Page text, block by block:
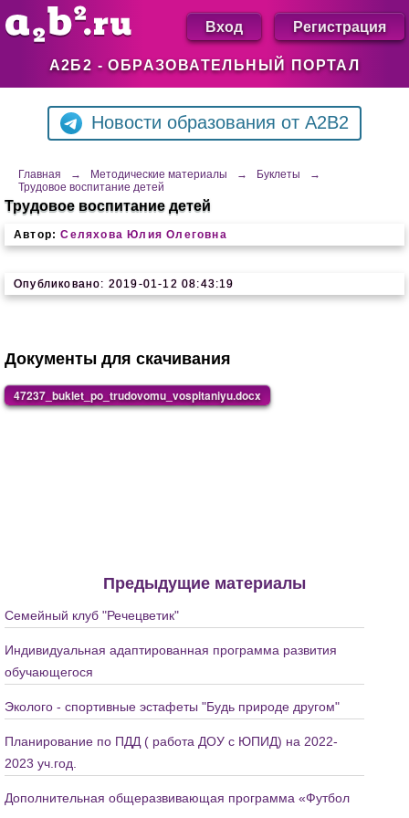
А2Б2 - ОБРАЗОВАТЕЛЬНЫЙ ПОРТАЛ
Вход Регистрация
Новости образования от A2B2
Главная → Методические материалы → Буклеты
→
Трудовое воспитание детей
Трудовое воспитание детей
Автор: Селяхова Юлия Олеговна
Опубликовано: 2019-01-12 08:43:19
Документы для скачивания
47237_buklet_po_trudovomu_vospitaniyu.docx
Предыдущие материалы
Семейный клуб "Речецветик"
Индивидуальная адаптированная программа развития
обучающегося
Эколого - спортивные эстафеты "Будь природе другом"
Планирование по ПДД ( работа ДОУ с ЮПИД) на 2022-
2023 уч.год.
Дополнительная общеразвивающая программа «Футбол